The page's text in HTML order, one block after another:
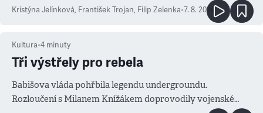
Kristýna Jelínková, František Trojan, Filip Zelenka•7. 8. 2026
Kultura•4 minuty
Tři výstřely pro rebela
Babišova vláda pohřbila legendu undergroundu.
Rozloučení s Milanem Knížákem doprovodily vojenské